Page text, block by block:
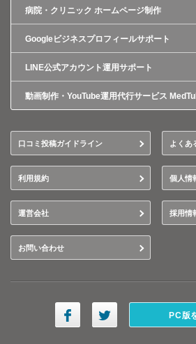
病院・クリニック ホームページ制作
Googleビジネスプロフィールサポート
LINE公式アカウント運用サポート
動画制作・YouTube運用代行サービス
口コミ投稿ガイドライン よくあ
利用規約 個人情
運営会社 採用情
お問い合わせ
PC版